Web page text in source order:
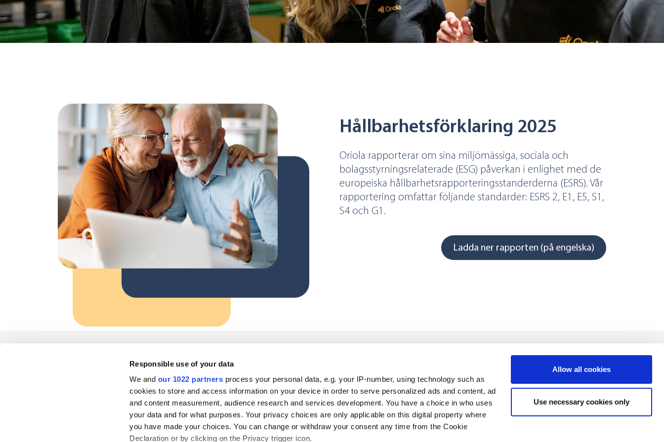
Responsible use of your data
We and our 1022 partners process your personal data, e.g. your IP-number, using technology such as
cookies to store and access information on your device in order to serve personalized ads and content, ad
and content measurement, audience research and services development. You have a choice in who uses
your data and for what purposes. Your privacy choices are only applicable on this digital property where
you have made your choices. You can change or withdraw your consent any time from the Cookie
Declaration or by clicking on the Privacy trigger icon.
Allow all cookies
Use necessary cookies only
Hållbarhetsförklaring 2025
Oriola rapporterar om sina miljömässiga, sociala och
bolagsstyrningsrelaterade (ESG) påverkan i enlighet med de
europeiska hållbarhetsrapporteringsstanderderna (ESRS). Vår
rapportering omfattar följande standarder: ESRS 2, E1, E5, S1,
S4 och G1.
Ladda ner rapporten (på engelska)
tjänster
Karriär Nyheter